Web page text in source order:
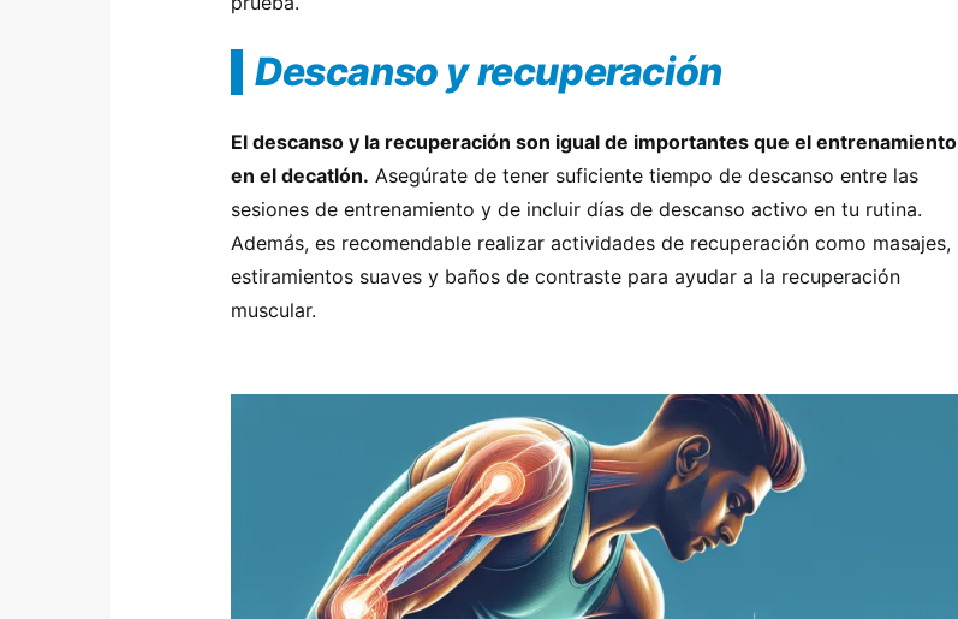
Descanso y recuperación
El descanso y la recuperación son igual de importantes que el entrenamiento
en el decatlón. Asegúrate de tener suficiente tiempo de descanso entre las
sesiones de entrenamiento y de incluir días de descanso activo en tu rutina.
Además, es recomendable realizar actividades de recuperación como masajes,
estiramientos suaves y baños de contraste para ayudar a la recuperación
muscular.